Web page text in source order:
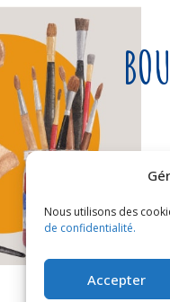
Nous utilisons des
de confidentialité.
Accepter